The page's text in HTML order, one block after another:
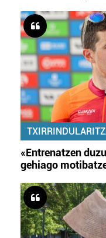
«Entrenatzen
gehiago